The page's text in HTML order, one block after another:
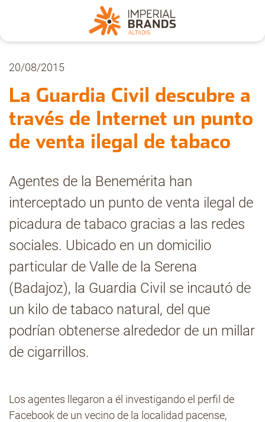
Nosotros
Secciones
Denuncia
Pregúntanos
Archivo
Estadísticas CMT
Contacto
20/08/2015
La Guardia Civil descubre a
través de Internet un punto
de venta ilegal de tabaco
Agentes de la Benemérita han
interceptado un punto de venta ilegal de
picadura de tabaco gracias a las redes
sociales. Ubicado en un domicilio
particular de Valle de la Serena
(Badajoz), la Guardia Civil se incautó de
un kilo de tabaco natural, del que
podrían obtenerse alrededor de un millar
de cigarrillos.
Los agentes llegaron a él investigando el perfil de
Facebook de un vecino de la localidad pacense,